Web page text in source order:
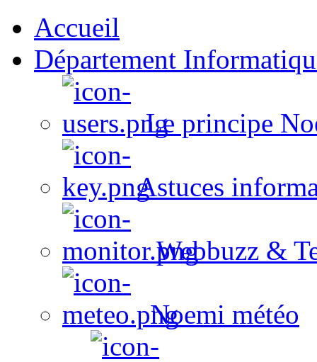
Accueil
Département
Le principe
Astuces
Webbuzz &
Noemi météo